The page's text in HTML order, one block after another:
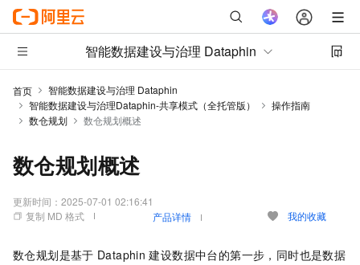
智能数据建设与治理 Dataphin
首页
智能数据建设与治理 Dataphin
智能数据建设与治理Dataphin-共享模式（全托管版）
操作指南
数仓规划
数仓规划概述
数仓规划概述
更新时间： 2025-07-01 02:16:41
复制 MD 格式
产品详情 我的收藏
数仓规划是基于 Dataphin 建设数据中台的第一步，同时也是数据